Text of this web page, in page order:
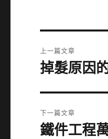
章
上一篇文章
上
篇
文
章:
掉髮原因
下一篇文章
下
鐵件工程